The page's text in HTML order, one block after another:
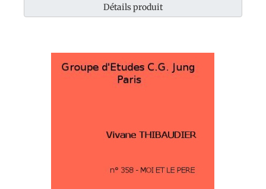
Détails produit